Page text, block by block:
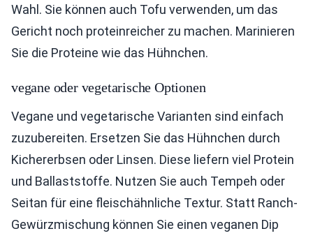
Wahl. Sie können auch Tofu verwenden, um das
Gericht noch proteinreicher zu machen. Marinieren
Sie die Proteine wie das Hühnchen.
vegane oder vegetarische Optionen
Vegane und vegetarische Varianten sind einfach
zuzubereiten. Ersetzen Sie das Hühnchen durch
Kichererbsen oder Linsen. Diese liefern viel Protein
und Ballaststoffe. Nutzen Sie auch Tempeh oder
Seitan für eine fleischähnliche Textur. Statt Ranch-
Gewürzmischung können Sie einen veganen Dip